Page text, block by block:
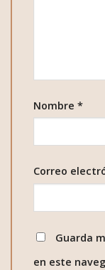
Nombre *
Correo
Guarda
en este